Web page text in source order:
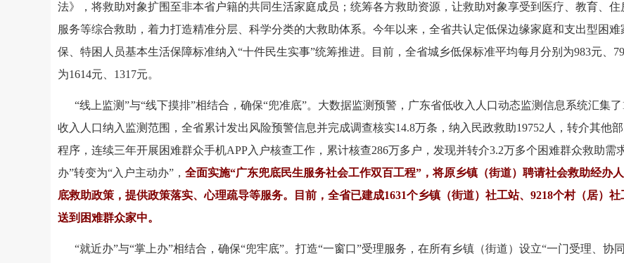
法》，将救助对象扩围至非本省户籍的共同生活家庭成员；统筹各方救助资源，让救助对象享受到医疗、教育、
服务等综合救助，着力打造精准分层、科学分类的大救助体系。今年以来，全省共认定低保边缘家庭和支出型困
保、特困人员基本生活保障标准纳入“十件民生实事”统筹推进。目前，全省城乡低保标准平均每月分别为983元、
为1614元、1317元。
“线上监测”与“线下摸排”相结合，确保“兜准底”。大数据监测预警，广东省低收入人口动态监测信息系统汇集
收入人口纳入监测范围，全省累计发出风险预警信息并完成调查核实14.8万条，纳入民政救助19752人，转介其他
程序，连续三年开展困难群众手机APP入户核查工作，累计核查286万多户，发现并转介3.2万多个困难群众救助
办”转变为“入户主动办”， 全面实施“广东兜底民生服务社会工作双百工程”，将原乡镇（街道）聘请社会救助经办
底救助政策，提供政策落实、心理疏导等服务。目前，全省已建成1631个乡镇（街道）社工站、9218个村（居）
送到困难群众家中。
“就近办”与“掌上办”相结合，确保“兜牢底”。打造“一窗口”受理服务，在所有乡镇（街道）设立“一门受理、